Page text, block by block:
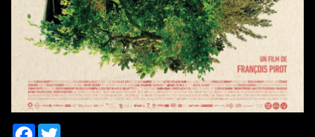
Facebook
Twitter